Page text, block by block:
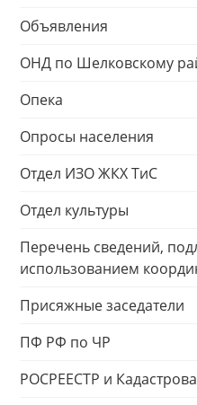
Объявления
ОНД по Шелковскому
Опека
Опросы населения
Отдел ИЗО ЖКХ ТиС
Отдел культуры
Перечень сведений,
использованием
Присяжные заседатели
ПФ РФ по ЧР
РОСРЕЕСТР и